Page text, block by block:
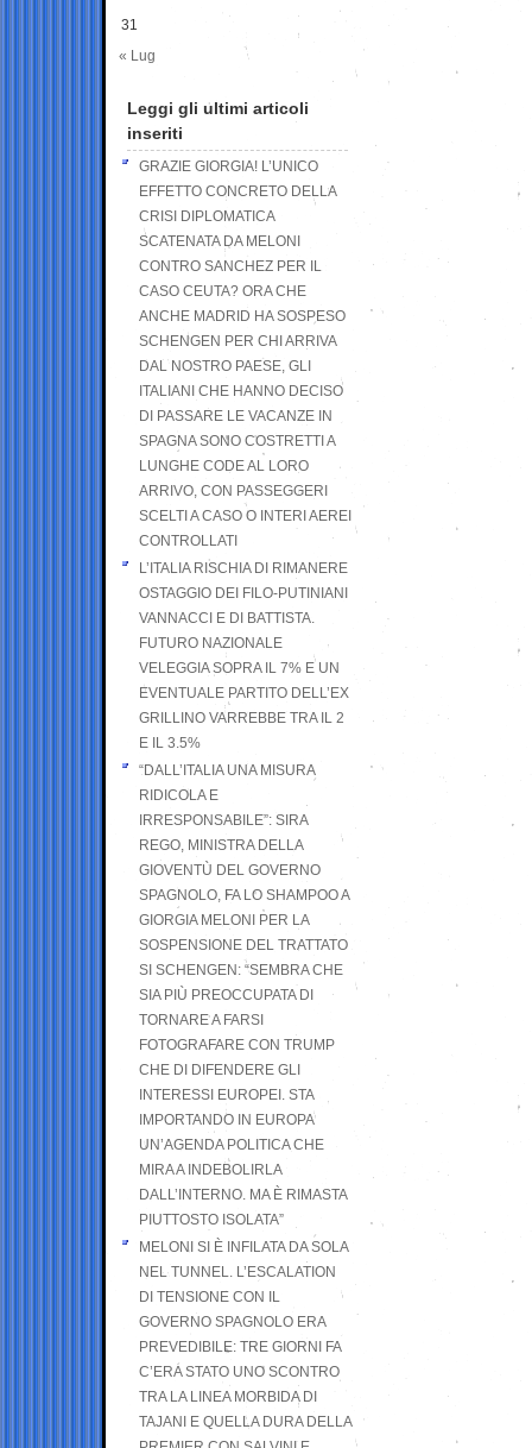
31
« Lug
Leggi gli ultimi articoli
inseriti
GRAZIE GIORGIA! L’UNICO
EFFETTO CONCRETO DELLA
CRISI DIPLOMATICA
SCATENATA DA MELONI
CONTRO SANCHEZ PER IL
CASO CEUTA? ORA CHE
ANCHE MADRID HA SOSPESO
SCHENGEN PER CHI ARRIVA
DAL NOSTRO PAESE, GLI
ITALIANI CHE HANNO DECISO
DI PASSARE LE VACANZE IN
SPAGNA SONO COSTRETTI A
LUNGHE CODE AL LORO
ARRIVO, CON PASSEGGERI
SCELTI A CASO O INTERI AEREI
CONTROLLATI
L’ITALIA RISCHIA DI RIMANERE
OSTAGGIO DEI FILO-PUTINIANI
VANNACCI E DI BATTISTA.
FUTURO NAZIONALE
VELEGGIA SOPRA IL 7% E UN
EVENTUALE PARTITO DELL’EX
GRILLINO VARREBBE TRA IL 2
E IL 3.5%
“DALL’ITALIA UNA MISURA
RIDICOLA E
IRRESPONSABILE”: SIRA
REGO, MINISTRA DELLA
GIOVENTÙ DEL GOVERNO
SPAGNOLO, FA LO SHAMPOO A
GIORGIA MELONI PER LA
SOSPENSIONE DEL TRATTATO
SI SCHENGEN: “SEMBRA CHE
SIA PIÙ PREOCCUPATA DI
TORNARE A FARSI
FOTOGRAFARE CON TRUMP
CHE DI DIFENDERE GLI
INTERESSI EUROPEI. STA
IMPORTANDO IN EUROPA
UN’AGENDA POLITICA CHE
MIRA A INDEBOLIRLA
DALL’INTERNO. MA È RIMASTA
PIUTTOSTO ISOLATA”
MELONI SI È INFILATA DA SOLA
NEL TUNNEL. L’ESCALATION
DI TENSIONE CON IL
GOVERNO SPAGNOLO ERA
PREVEDIBILE: TRE GIORNI FA
C’ERA STATO UNO SCONTRO
TRA LA LINEA MORBIDA DI
TAJANI E QUELLA DURA DELLA